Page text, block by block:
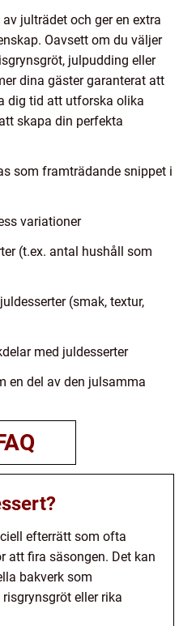
julträdet och ger en extra
Oavsett om du väljer
julpudding eller
dina gäster garanterat att
dig tid att utforska olika
skapa din perfekta
som framträdande snippet i
variationer
(t.ex. antal hushåll som
(smak, textur,
med juldesserter
en del av den julsamma
efterrätt som ofta
att fira säsongen. Det kan
bakverk som
eller rika